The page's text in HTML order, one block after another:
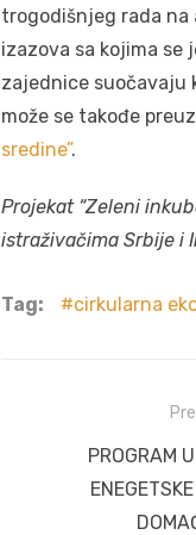
trogodišnjeg rada na
izazova sa kojima se
zajednice suočavaju
može se takođe
sredine”.
Projekat “Zeleni
istraživačima Srbije i
Tag: cirkularna
navigation
PreviousPROGRAM